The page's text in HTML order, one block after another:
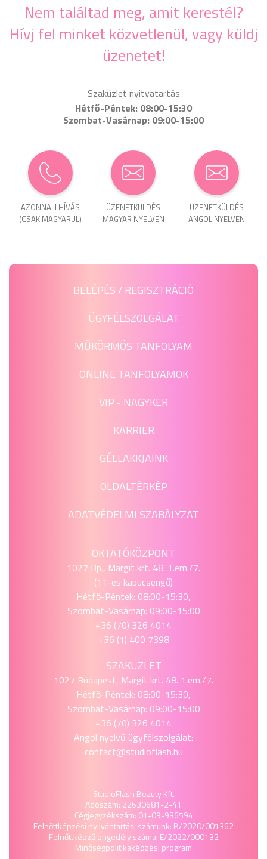
Nem találtad meg, amit kerestél?
Hívj fel minket közvetlenül, vagy küldj
üzenetet!
Szaküzlet nyitvatartás
Hétfő-Péntek: 08:00-15:30
Szombat-Vasárnap: 09:00-15:00
AZONNALI HÍVÁS
(CSAK MAGYARUL)
ÜZENET­KÜLDÉS
MAGYAR NYELVEN
ÜZENET­KÜLDÉS
ANGOL NYELVEN
BELÉPÉS / REGISZTRÁCIÓ
ÜGYFÉLSZOLGÁLAT
MŰKÖRMÖS TANFOLYAM
ONLINE TANFOLYAMOK
VIP - NAGYKER
KARRIER
GÉLLAKKJAINK
OLDALTÉRKÉP
ADATVÉDELMI SZABÁLYZAT
OKTATÓKÖZPONT
1027 Bp., Margit krt. 48. 1.em./7.
(11-es kapucsengő)
Hétfő-Péntek: 08:00-15:30,
Szombat-Vasárnap: 09:00-15:00
+36 (70) 326 4014
+36 (1) 400 7398
SZAKÜZLET
1027 Budapest, Margit krt. 48. 1.em./7.
Hétfő-Péntek: 08:00-15:30,
Szombat-Vasárnap: 09:00-15:00
+36 (70) 326 4014
Angol nyelvű ügyfélszolgálat:
contact@studioflash.hu
StudioFlash Beauty Kft.
Adószám: 22630681-2-41
Cégjegyzékszám: 01-09-936594
Felnőttképzési nyilvántartási számunk: B/2020/001362
Felnőttképző engedély száma: E/2022/000132
Minőségpolitikaképzési program